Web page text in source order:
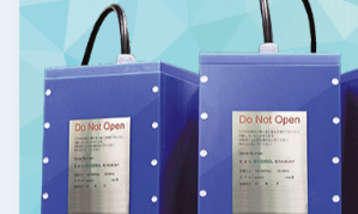
知
ら
せ/
ブ
ロ
グ